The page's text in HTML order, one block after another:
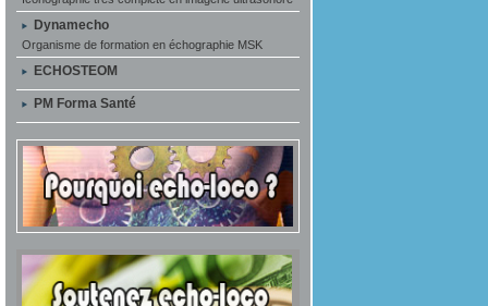
Dynamecho
Organisme de formation en échographie MSK
ECHOSTEOM
PM Forma Santé